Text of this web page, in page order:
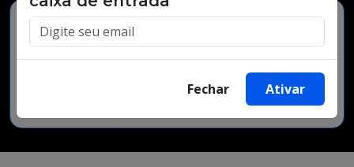
Buscar Vagas
Fechar Ativar